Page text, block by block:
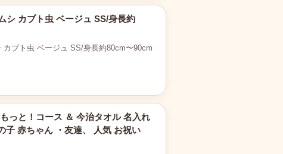
シ カブト虫 ベージュ SS/身長約
ブト虫 ベージュ SS/身長約80cm〜90cm
っと！コース ＆ 今治タオル 名入れ
子 赤ちゃん ・友達、 人気 お祝い